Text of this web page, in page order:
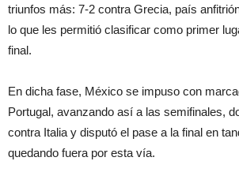
triunfos más: 7-2 contra Grecia, país
lo que les permitió clasificar como primer
final.
En dicha fase, México se impuso con
Portugal, avanzando así a las semifinales,
contra Italia y disputó el pase a la final en
quedando fuera por esta vía.